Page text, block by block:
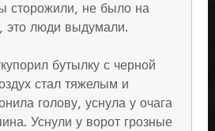
сторожили, не было на
это люди выдумали.
бутылку с черной
стал тяжелым и
голову, уснула у очага
Уснули у ворот грозные